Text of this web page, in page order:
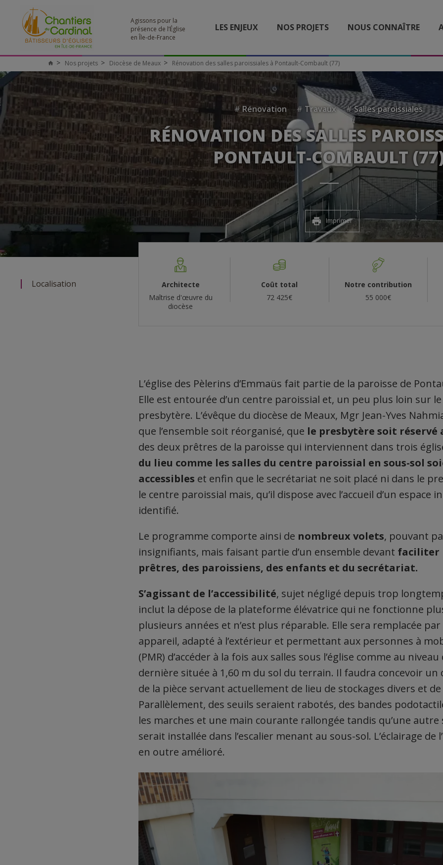
Agissons pour la
présence de l’Église
en Île-de-France
LES ENJEUX NOS PROJETS NOUS CONNAÎTRE
Nos projets Diocèse de Meaux Rénovation des salles paroissiales à Pontault-Combault (77)
# Rénovation # Travaux #Salles paroissiales
RÉNOVATION DES SALLES
PONTAULT-COMBAULT
Imprimer
Localisation
Architecte
Maîtrise d'œuvre du
diocèse
Coût total
72 425€
Notre contribution
55 000€
L’église des Pèlerins d’Emmaüs fait partie de la paroisse de
Elle est entourée d’un centre paroissial et, un peu plus loin sur le
presbytère. L’évêque du diocèse de Meaux, Mgr Jean-Yves
que l’ensemble soit réorganisé, que le presbytère soit réservé
des deux prêtres de la paroisse qui interviennent dans trois
du lieu comme les salles du centre paroissial en sous-sol
accessibles et enfin que le secrétariat ne soit placé ni dans le
le centre paroissial mais, qu’il dispose avec l’accueil d’un espace
identifié.
Le programme comporte ainsi de nombreux volets, pouvant
insignifiants, mais faisant partie d’un ensemble devant faciliter
prêtres, des paroissiens, des enfants et du secrétariat.
S’agissant de l’accessibilité, sujet négligé depuis trop
inclut la dépose de la plateforme élévatrice qui ne fonctionne
plusieurs années et n’est plus réparable. Elle sera remplacée
appareil, adapté à l’extérieur et permettant aux personnes à
(PMR) d’accéder à la fois aux salles sous l’église comme au
dernière située à 1,60 m du sol du terrain. Il faudra concevoir un
de la pièce servant actuellement de lieu de stockages divers et
Parallèlement, des seuils seraient rabotés, des bandes
les marches et une main courante rallongée tandis qu’une
serait installée dans l’escalier menant au sous-sol. L’éclairage de
en outre amélioré.